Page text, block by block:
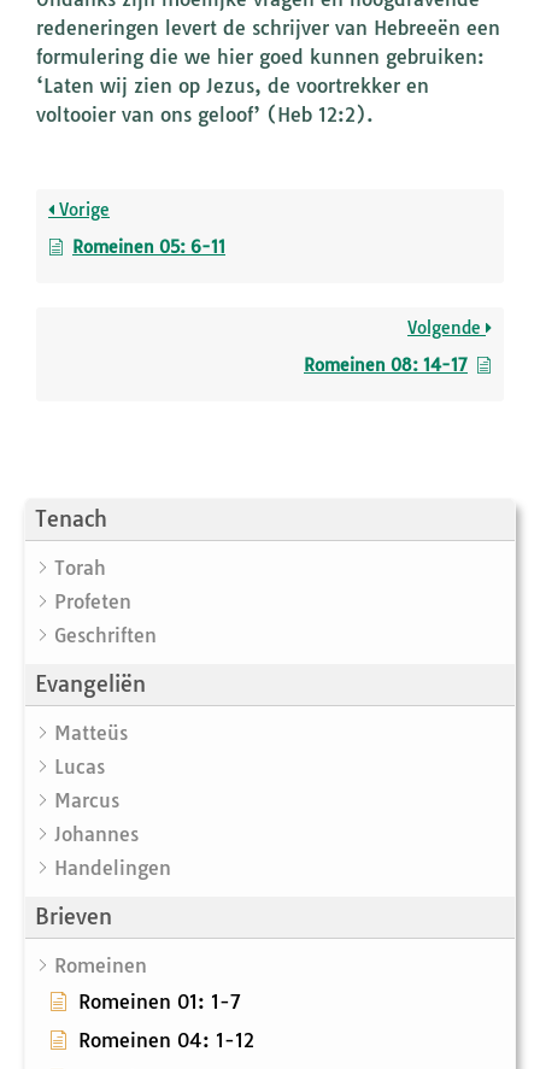
Tenach
Torah
Profeten
Geschriften
Evangeliën
Matteüs
Lucas
Marcus
Johannes
Handelingen
Brieven
Romeinen
Romeinen 01: 1-7
Romeinen 04: 1-12
redeneringen levert de schrijver van Hebreeën een
formulering die we hier goed kunnen gebruiken:
‘Laten wij zien op Jezus, de voortrekker en
voltooier van ons geloof’ (Heb 12:2).
Vorige
Romeinen 05: 6-11
Volgende
Romeinen 08: 14-17